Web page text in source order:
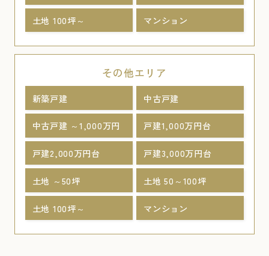
土地 100坪～ マンション
その他エリア
新築戸建 中古戸建
中古戸建 ～1,000万円 戸建1,000万円台
戸建2,000万円台 戸建3,000万円台
土地 ～50坪 土地 50～100坪
土地 100坪～ マンション